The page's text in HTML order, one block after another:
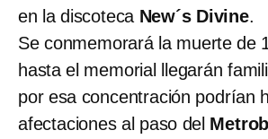
en la discoteca New´s Divine.
Se conmemorará la muerte de
hasta el memorial llegarán
por esa concentración podrían
afectaciones al paso del